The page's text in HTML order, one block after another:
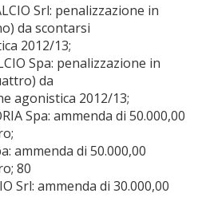
Srl: penalizzazione in
da scontarsi
2012/13;
Spa: penalizzazione in
da
agonistica 2012/13;
Spa: ammenda di 50.000,00
ammenda di 50.000,00
80
Srl: ammenda di 30.000,00